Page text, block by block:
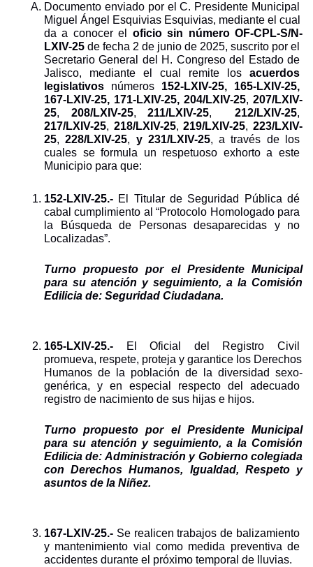
Documento enviado por el C. Presidente Municipal
Miguel Ángel Esquivias Esquivias, mediante el cual
da a conocer el oficio sin número OF-CPL-S/N-
LXIV-25 de fecha 2 de junio de 2025, suscrito por el
Secretario General del H. Congreso del Estado de
Jalisco, mediante el cual remite los acuerdos
legislativos números 152-LXIV-25, 165-LXIV-25,
167-LXIV-25, 171-LXIV-25, 204/LXIV-25, 207/LXIV-
25, 208/LXIV-25, 211/LXIV-25, 212/LXIV-25
217/LXIV-25, 218/LXIV-25, 219/LXIV-25, 223/LXIV-
25, 228/LXIV-25, y 231/LXIV-25, a través de los
cuales se formula un respetuoso exhorto a este
Municipio para que:
152-LXIV-25.- El Titular de Seguridad Pública dé
cabal cumplimiento al “Protocolo Homologado para
la Búsqueda de Personas desaparecidas y no
Localizadas”.
Turno propuesto por el Presidente Municipal
para su atención y seguimiento, a la Comisión
Edilicia de: Seguridad Ciudadana.
165-LXIV-25.-
El Oficial del Registro Civil
promueva, respete, proteja y garantice los Derechos
Humanos de la población de la diversidad sexo-
genérica, y en especial respecto del adecuado
registro de nacimiento de sus hijas e hijos.
Turno propuesto por el Presidente Municipal
para su atención y seguimiento, a la Comisión
Edilicia de: Administración y Gobierno colegiada
con Derechos Humanos, Igualdad, Respeto y
asuntos de la Niñez.
167-LXIV-25.- Se realicen trabajos de balizamiento
y mantenimiento vial como medida preventiva de
accidentes durante el próximo temporal de lluvias.